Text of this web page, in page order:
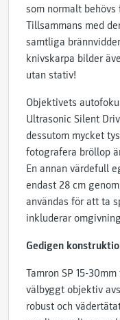
som normalt
Tillsammans med
samtliga
knivskarpa bilder
utan stativ!
Objektivets
Ultrasonic Silent
dessutom mycket
fotografera bröllop
En annan värdefull
endast 28 cm
användas för att ta
inkluderar
Gedigen
Tamron SP 15-
välbyggt objektiv
robust och